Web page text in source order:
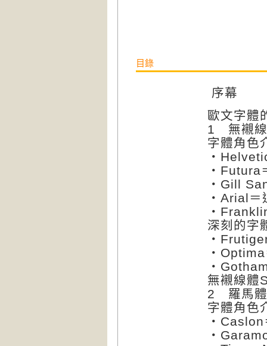
目錄
序幕
歐文字體
1 無襯
字體角色
‧Futura
‧Gill
‧Arial＝
深刻的字
‧Optima
無襯線體
2 羅馬
字體角色
‧Caslon